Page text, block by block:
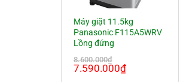
Máy giặt 11.5kg
Panasonic F115A5WRV
Lồng đứng
8.600.000₫
Giá
7.590.000₫Giá